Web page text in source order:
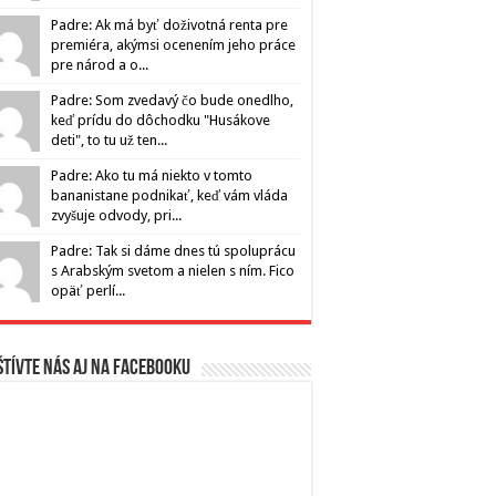
Padre: Ak má byť doživotná renta pre
premiéra, akýmsi ocenením jeho práce
pre národ a o...
Padre: Som zvedavý čo bude onedlho,
keď prídu do dôchodku "Husákove
deti", to tu už ten...
Padre: Ako tu má niekto v tomto
bananistane podnikať, keď vám vláda
zvyšuje odvody, pri...
Padre: Tak si dáme dnes tú spoluprácu
s Arabským svetom a nielen s ním. Fico
opäť perlí...
nás aj na Facebooku